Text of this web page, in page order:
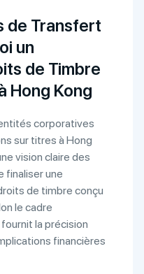
de Transfert
un
de Timbre
Hong Kong
corporatives
sur titres à Hong
vision claire des
finaliser une
de timbre conçu
le cadre
la précision
financières